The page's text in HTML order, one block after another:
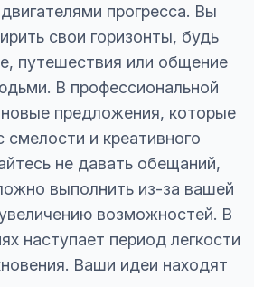
прогресса. Вы
свои горизонты, будь
путешествия или общение
В профессиональной
предложения, которые
и креативного
не давать обещаний,
выполнить из-за вашей
возможностей. В
наступает период легкости
Ваши идеи находят